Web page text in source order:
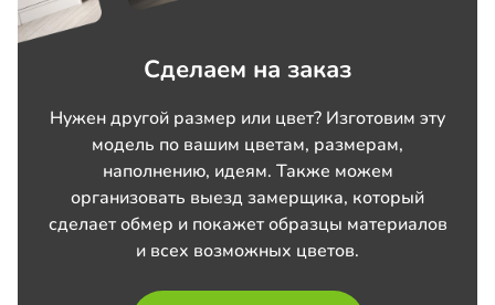
Сделаем на заказ
Нужен другой размер или цвет? Изготовим эту
модель по вашим цветам, размерам,
наполнению, идеям. Также можем
организовать выезд замерщика, который
сделает обмер и покажет образцы материалов
и всех возможных цветов.